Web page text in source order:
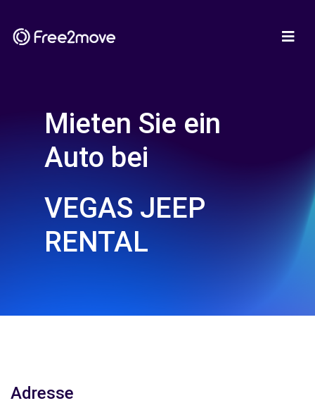
Mieten Sie ein
Auto bei
VEGAS JEEP
RENTAL
Adresse